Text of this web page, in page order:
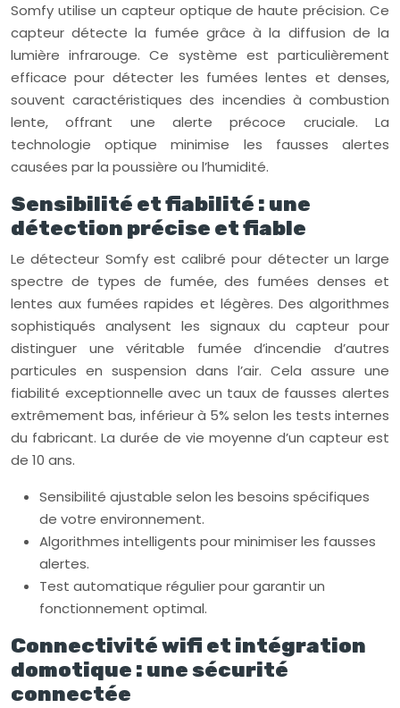
Somfy utilise un capteur optique de haute précision. Ce
capteur détecte la fumée grâce à la diffusion de la
lumière infrarouge. Ce système est particulièrement
efficace pour détecter les fumées lentes et denses,
souvent caractéristiques des incendies à combustion
lente, offrant une alerte précoce cruciale. La
technologie optique minimise les fausses alertes
causées par la poussière ou l’humidité.
Sensibilité et fiabilité : une
détection précise et fiable
Le détecteur Somfy est calibré pour détecter un large
spectre de types de fumée, des fumées denses et
lentes aux fumées rapides et légères. Des algorithmes
sophistiqués analysent les signaux du capteur pour
distinguer une véritable fumée d’incendie d’autres
particules en suspension dans l’air. Cela assure une
fiabilité exceptionnelle avec un taux de fausses alertes
extrêmement bas, inférieur à 5% selon les tests internes
du fabricant. La durée de vie moyenne d’un capteur est
de 10 ans.
Sensibilité ajustable selon les besoins spécifiques
de votre environnement.
Algorithmes intelligents pour minimiser les fausses
alertes.
Test automatique régulier pour garantir un
fonctionnement optimal.
Connectivité wifi et intégration
domotique : une sécurité
connectée